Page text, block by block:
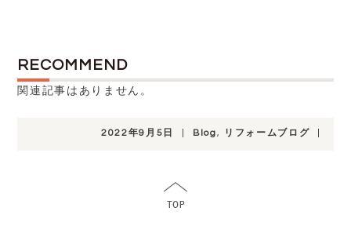
RECOMMEND
関連記事はありません。
2022年9月5日 Blog, リフォームブログ